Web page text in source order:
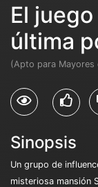
El
última
(Apto para Mayores
Sinopsis
Un grupo de
misteriosa mansión